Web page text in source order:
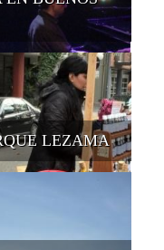
LEZAMA